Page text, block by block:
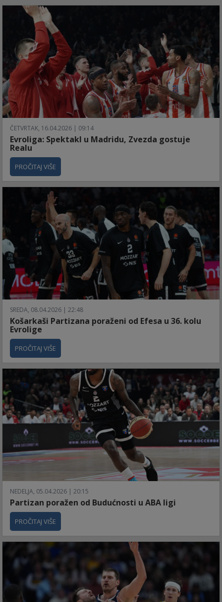
ČETVRTAK, 16.04.2026 | 09:14
Evroliga: Spektakl u Madridu, Zvezda gostuje
Realu
PROČITAJ VIŠE
SREDA, 08.04.2026 | 22:48
Košarkaši Partizana poraženi od Efesa u 36. kolu
Evrolige
PROČITAJ VIŠE
NEDELJA, 05.04.2026 | 20:15
Partizan poražen od Budućnosti u ABA ligi
PROČITAJ VIŠE